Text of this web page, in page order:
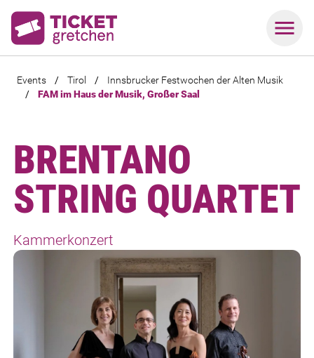
Events / Tirol /
Innsbrucker Festwochen der Alten Musik
/
FAM im Haus der Musik, Großer Saal
BRENTANO
STRING QUARTET
Kammerkonzert